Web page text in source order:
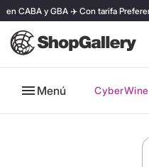
CABA y GBA ✈️ Con tarifa
Menú CyberWine